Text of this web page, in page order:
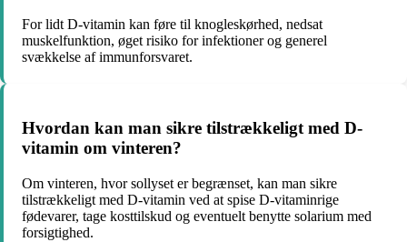
For lidt D-vitamin kan føre til knogleskørhed, nedsat
muskelfunktion, øget risiko for infektioner og generel
svækkelse af immunforsvaret.
Hvordan kan man sikre tilstrækkeligt med D-
vitamin om vinteren?
Om vinteren, hvor sollyset er begrænset, kan man sikre
tilstrækkeligt med D-vitamin ved at spise D-vitaminrige
fødevarer, tage kosttilskud og eventuelt benytte solarium med
forsigtighed.